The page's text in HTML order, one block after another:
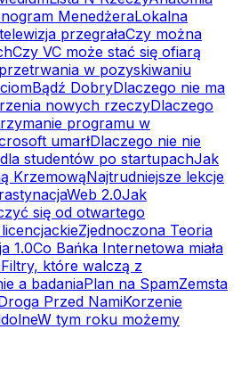
MenedżeraLokalna
przegrałaCzy można
Czy VC może stać się ofiarą
w pozyskiwaniu
Bądź DobryDlaczego nie ma
nowych rzeczyDlaczego
programu w
umarłDlaczego nie nie
studentów po startupachJak
KrzemowąNajtrudniejsze lekcje
Web 2.0Jak
się od otwartego
Zjednoczona Teoria
1.0Co Bańka Internetowa miała
Filtry, które walczą z
a badaniaPlan na SpamZemsta
Przed NamiKorzenie
W tym roku możemy